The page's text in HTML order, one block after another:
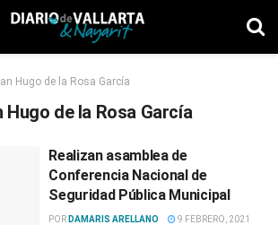
Hugo de la Rosa García
Hugo de la Rosa García
Realizan asamblea de
Conferencia Nacional de
Seguridad Pública Municipal
POR DAMARIS ARELLANO 9 FEBRERO, 2021